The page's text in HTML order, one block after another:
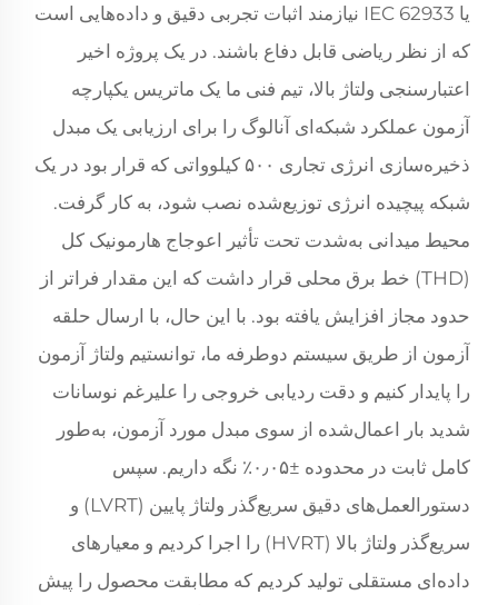
یا IEC 62933 نیازمند اثبات تجربی دقیق و داده‌هایی است
که از نظر ریاضی قابل دفاع باشند. در یک پروژه اخیر
اعتبارسنجی ولتاژ بالا، تیم فنی ما یک ماتریس یکپارچه
آزمون عملکرد شبکه‌ای آنالوگ را برای ارزیابی یک مبدل
ذخیره‌سازی انرژی تجاری ۵۰۰ کیلوواتی که قرار بود در یک
شبکه پیچیده انرژی توزیع‌شده نصب شود، به کار گرفت.
محیط میدانی به‌شدت تحت تأثیر اعوجاج هارمونیک کل
(THD) خط برق محلی قرار داشت که این مقدار فراتر از
حدود مجاز افزایش یافته بود. با این حال، با ارسال حلقه
آزمون از طریق سیستم دوطرفه ما، توانستیم ولتاژ آزمون
را پایدار کنیم و دقت ردیابی خروجی را علیرغم نوسانات
شدید بار اعمال‌شده از سوی مبدل مورد آزمون، به‌طور
کامل ثابت در محدوده ±۰٫۰۵٪ نگه داریم. سپس
دستورالعمل‌های دقیق سریع‌گذر ولتاژ پایین (LVRT) و
سریع‌گذر ولتاژ بالا (HVRT) را اجرا کردیم و معیارهای
داده‌ای مستقلی تولید کردیم که مطابقت محصول را پیش